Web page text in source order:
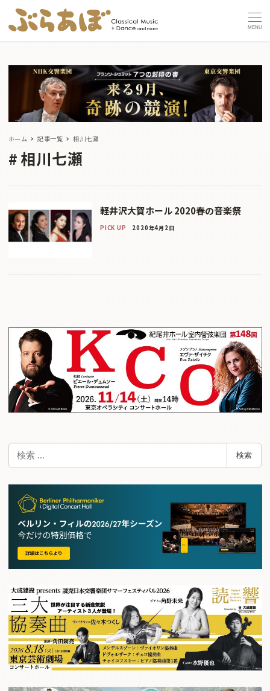
MENU
ホーム 記事一覧 相川七瀬
相川七瀬
軽井沢大賀ホール 2020春の音楽祭
PICK UP 2020年4月2日
検
検索